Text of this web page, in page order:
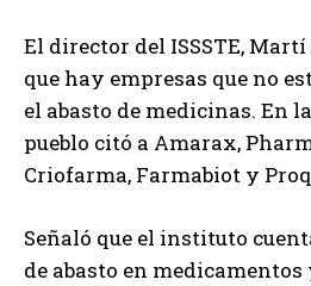
El director del ISSSTE,
que hay empresas que no
el abasto de medicinas. En
pueblo citó a Amarax,
Criofarma, Farmabiot y
Señaló que el instituto
de abasto en